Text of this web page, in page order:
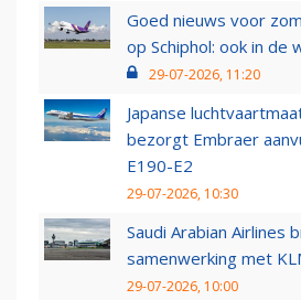
Goed nieuws voor
op Schiphol: ook in de
29-07-2026, 11:20
Japanse
bezorgt Embraer
E190-E2
29-07-2026, 10:30
Saudi Arabian Airlines
samenwerking met
29-07-2026, 10:00